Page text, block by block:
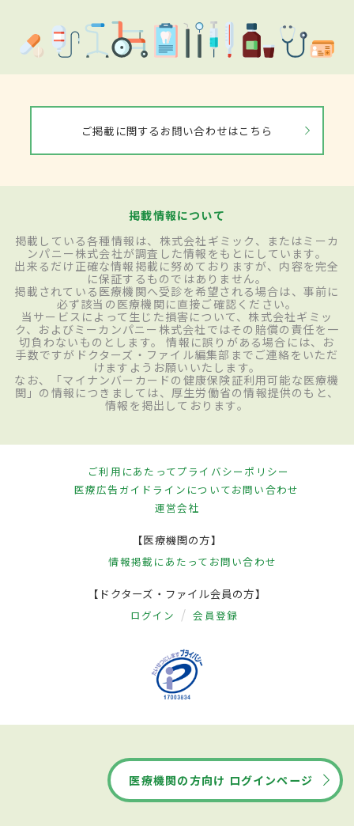
ご掲載に関するお問い合わせはこちら
掲載情報について
掲載している各種情報は、株式会社ギミック、またはミーカ
ンパニー株式会社が調査した情報をもとにしています。
出来るだけ正確な情報掲載に努めておりますが、内容を完全
に保証するものではありません。
掲載されている医療機関へ受診を希望される場合は、事前に
必ず該当の医療機関に直接ご確認ください。
当サービスによって生じた損害について、株式会社ギミッ
ク、およびミーカンパニー株式会社ではその賠償の責任を一
切負わないものとします。 情報に誤りがある場合には、お
手数ですがドクターズ・ファイル編集部までご連絡をいただ
けますようお願いいたします。
なお、「マイナンバーカードの健康保険証利用可能な医療機
関」の情報につきましては、厚生労働省の情報提供のもと、
情報を掲出しております。
ご利用にあたってプライバシーポリシー
医療広告ガイドラインについてお問い合わせ
運営会社
【医療機関の方】
情報掲載にあたって お問い合わせ
【ドクターズ・ファイル会員の方】
ログイン 会員登録
医療機関の方向け ログインページ